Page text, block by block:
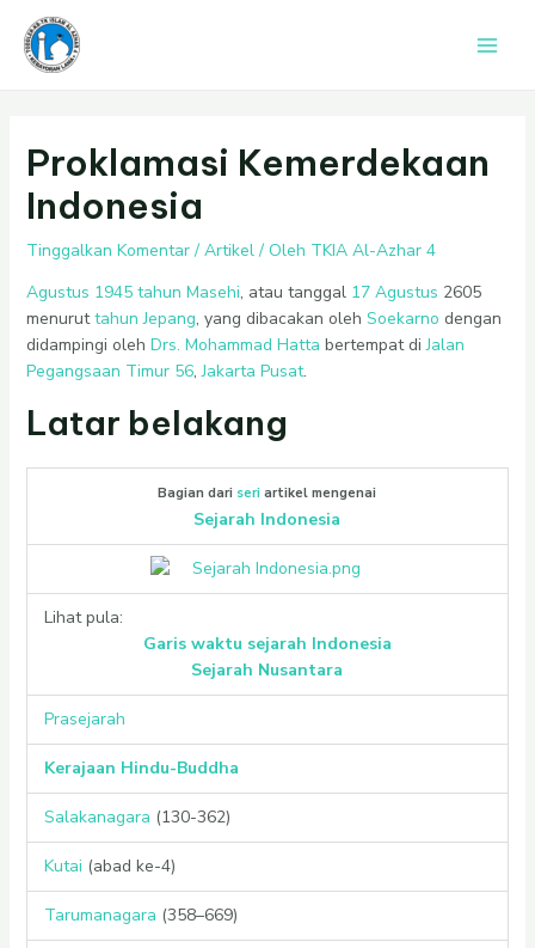
Lewati
konten
Proklamasi Kemerdekaan
Indonesia
Tinggalkan Komentar / Artikel/ Oleh TKIA Al-Azhar 4
Agustus 1945 tahun Masehi, atau tanggal 17 Agustus 2605
menuruttahun Jepang, yang dibacakan oleh Soekarno dengan
didampingi oleh Drs. Mohammad Hatta bertempat diJalan
Pegangsaan Timur 56,Jakarta Pusat.
Latar belakang
Bagian dari seri artikel mengenai
Sejarah Indonesia
Lihat pula:
Garis waktu sejarah Indonesia
Sejarah Nusantara
Prasejarah
Kerajaan Hindu-Buddha
Salakanagara (130-362)
Kutai (abad ke-4)
Tarumanagara (358–669)
navigation